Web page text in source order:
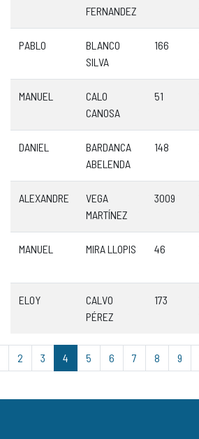
FERNANDEZ
PABLO
BLANCO
SILVA
166
MANUEL
CALO
CANOSA
51
DANIEL
BARDANCA
ABELENDA
148
ALEXANDRE
VEGA
MARTÍNEZ
3009
MANUEL MIRA LLOPIS 46
ELOY
CALVO
PÉREZ
173
2 3 4 5 6 7 8 9